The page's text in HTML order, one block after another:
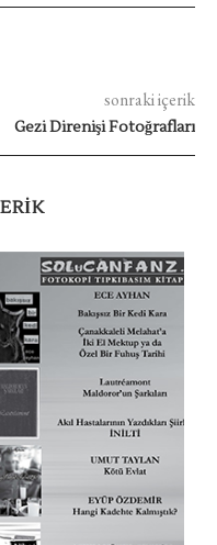
sonraki içerik
Gezi Direnişi Fotoğrafları